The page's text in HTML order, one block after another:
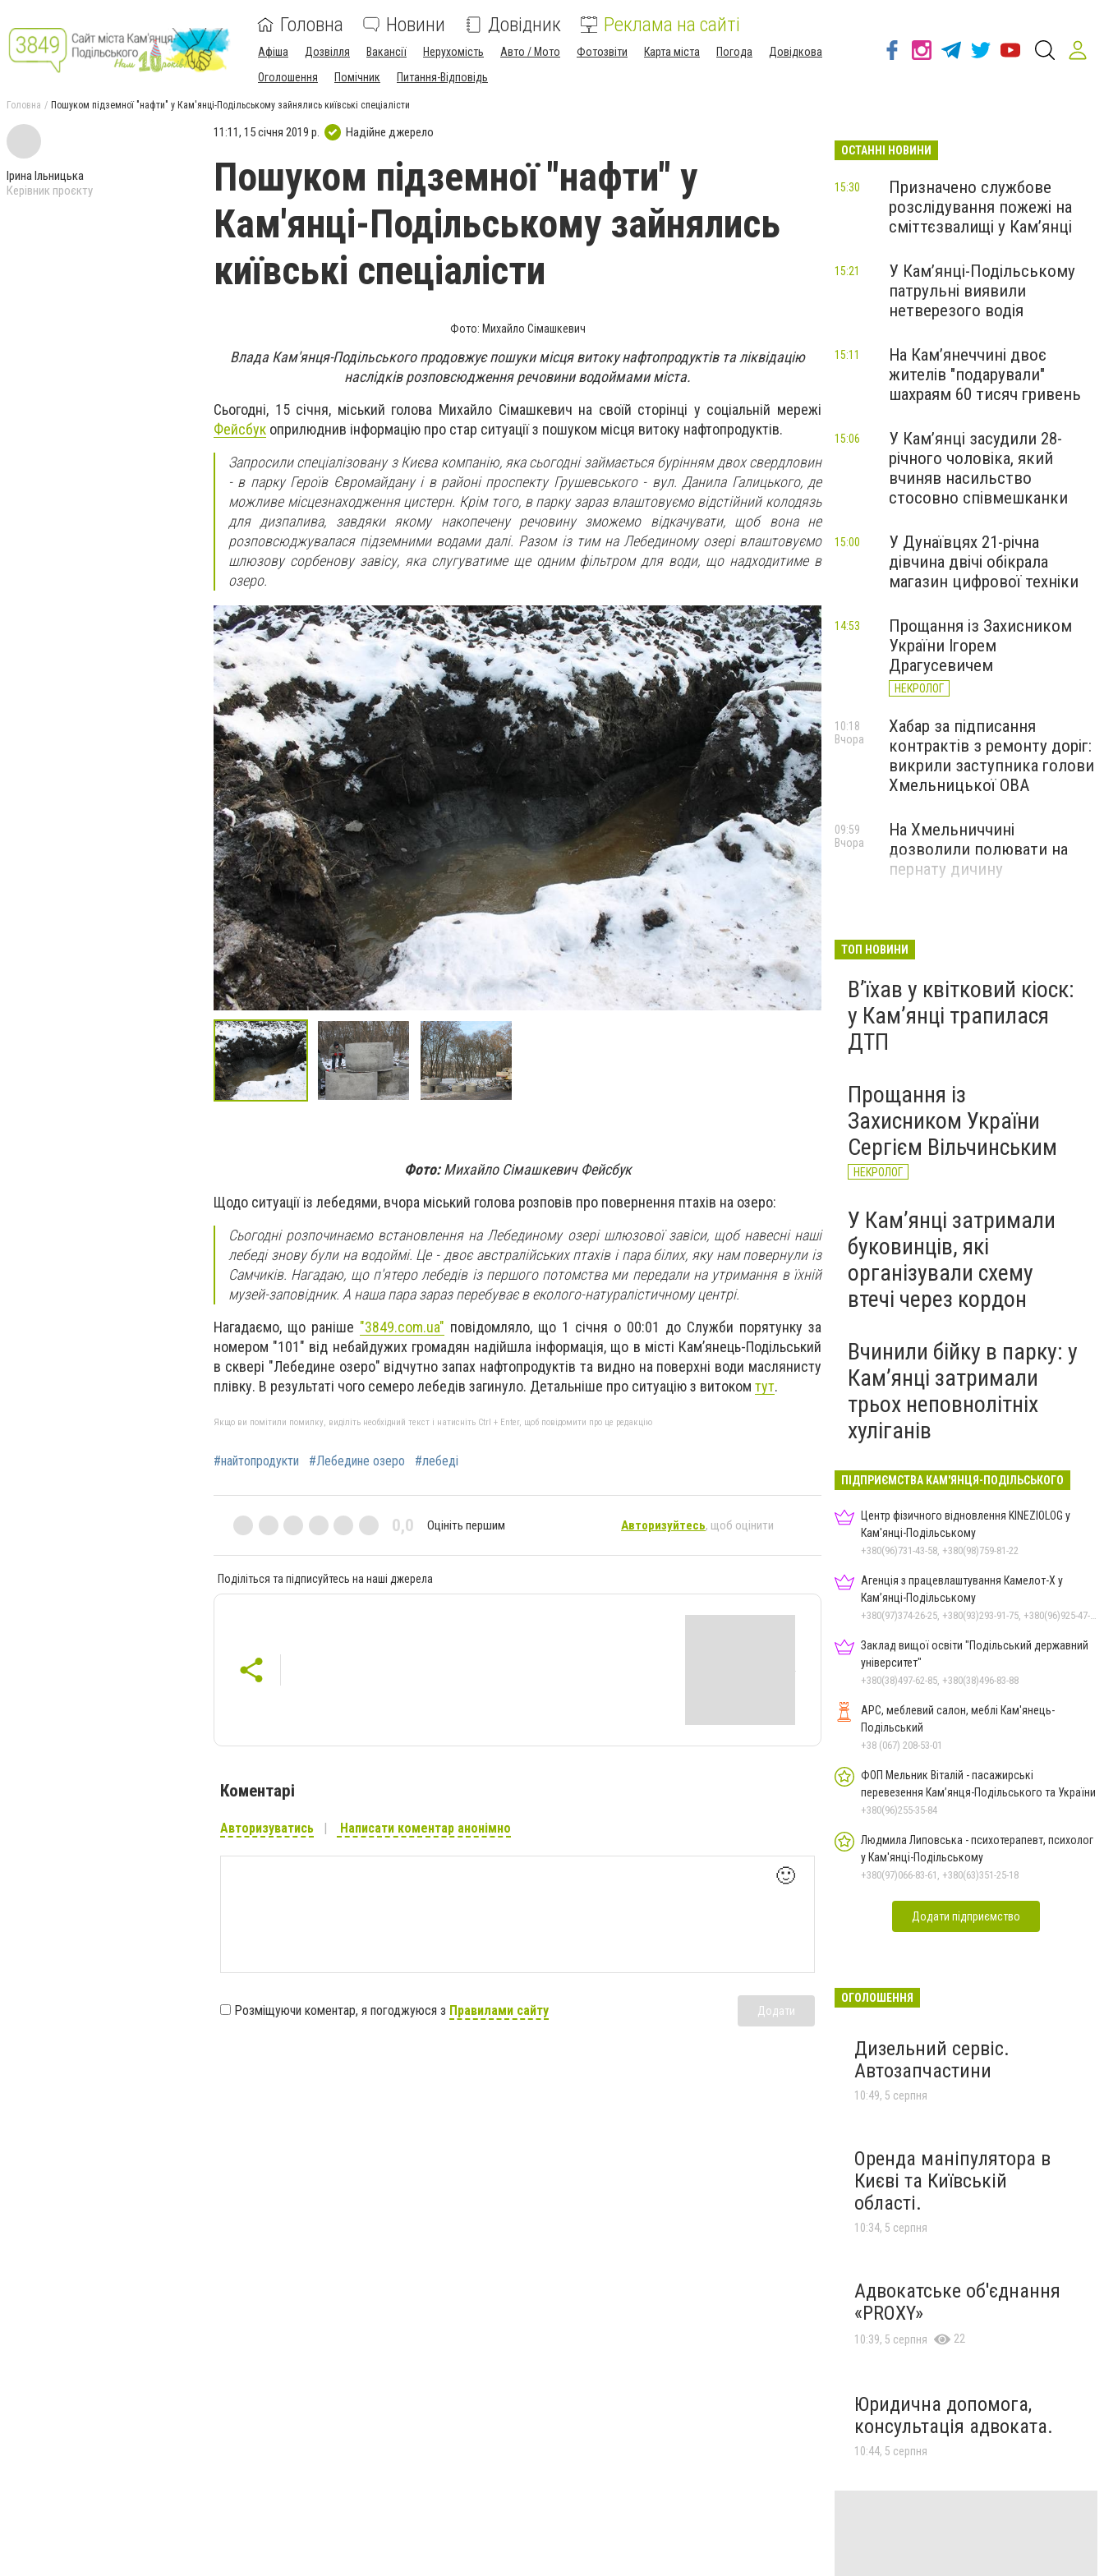
Головна Новини Довідник Реклама на сайті
Афіша Дозвілля Вакансії Нерухомість Авто / Мото Фотозвіти Карта міста Погода
Довідкова
Оголошення
Помічник Питання-Відповідь
Головна Пошуком підземної "нафти" у Кам'янці-Подільському зайнялись київські спеціалісти
Ірина Ільницька
Керівник проєкту
11:11, 15 січня 2019 р. Надійне джерело
Пошуком підземної "нафти" у
Кам'янці-Подільському зайнялись
київські спеціалісти
Фото: Михайло Сімашкевич
Влада Кам'янця-Подільського продовжує пошуки місця витоку нафтопродуктів та ліквідацію
наслідків розповсюдження речовини водоймами міста.
Сьогодні, 15 січня, міський голова Михайло Сімашкевич на своїй сторінці у соціальній мережі
Фейсбук оприлюднив інформацію про стар ситуації з пошуком місця витоку нафтопродуктів.
Запросили спеціалізовану з Києва компанію, яка сьогодні займається бурінням двох свердловин
- в парку Героїв Євромайдану і в районі проспекту Грушевського - вул. Данила Галицького, де
можливе місцезнаходження цистерн. Крім того, в парку зараз влаштовуємо відстійний колодязь
для дизпалива, завдяки якому накопечену речовину зможемо відкачувати, щоб вона не
розповсюджувалася підземними водами далі. Разом із тим на Лебединому озері влаштовуємо
шлюзову сорбенову завісу, яка слугуватиме ще одним фільтром для води, що надходитиме в
озеро.
Фото:Михайло Сімашкевич Фейсбук
Щодо ситуації із лебедями, вчора міський голова розповів про повернення птахів на озеро:
Сьогодні розпочинаємо встановлення на Лебединому озері шлюзової завіси, щоб навесні наші
лебеді знову були на водоймі. Це - двоє австралійських птахів і пара білих, яку нам повернули із
Самчиків. Нагадаю, що п'ятеро лебедів із першого потомства ми передали на утримання в їхній
музей-заповідник. А наша пара зараз перебуває в еколого-натуралістичному центрі.
Нагадаємо, що раніше "3849.com.ua" повідомляло, що 1 січня о 00:01 до Служби порятунку за
номером "101" від небайдужих громадян надійшла інформація, що в місті Кам’янець-Подільський
в сквері "Лебедине озеро" відчутно запах нафтопродуктів та видно на поверхні води маслянисту
плівку. В результаті чого семеро лебедів загинуло. Детальніше про ситуацію з витоком тут.
Якщо ви помітили помилку, виділіть необхідний текст і натисніть Ctrl + Enter, щоб повідомити про це редакцію
#найтопродукти #Лебедине озеро #лебеді
0,0 Оцініть першим Авторизуйтесь, щоб оцінити
Поділіться та підписуйтесь на наші джерела
Коментарі
Авторизуватись Написати коментар анонімно
🙂
Розміщуючи коментар, я погоджуюся з Правилами сайту Додати
ОСТАННІ НОВИНИ
Призначено службове
розслідування пожежі на
сміттєзвалищі у Кам’янці
15:30
У Кам’янці-Подільському
патрульні виявили
нетверезого водія
15:21
На Камʼянеччині двоє
жителів "подарували"
шахраям 60 тисяч гривень
15:11
У Камʼянці засудили 28-
річного чоловіка, який
вчиняв насильство
стосовно співмешканки
15:06
У Дунаївцях 21-річна
дівчина двічі обікрала
магазин цифрової техніки
15:00
Прощання із Захисником
України Ігорем
Драгусевичем
НЕКРОЛОГ
14:53
Хабар за підписання
контрактів з ремонту доріг:
викрили заступника голови
Хмельницької ОВА
10:18
Вчора
На Хмельниччині
дозволили полювати на
пернату дичину
09:59
Вчора
ТОП НОВИНИ
Вʼїхав у квітковий кіоск:
у Камʼянці трапилася
ДТП
Прощання із
Захисником України
Сергієм Вільчинським
НЕКРОЛОГ
У Кам’янці затримали
буковинців, які
організували схему
втечі через кордон
Вчинили бійку в парку: у
Кам’янці затримали
трьох неповнолітніх
хуліганів
ПІДПРИЄМСТВА КАМ'ЯНЦЯ-ПОДІЛЬСЬКОГО
Центр фізичного відновлення KINEZIOLOG у
Кам'янці-Подільському
+380(96)731-43-58, +380(98)759-81-22
Агенція з працевлаштування Камелот-Х у
Кам’янці-Подільському
+380(97)374-26-25, +380(93)293-91-75, +380(96)925-47-71, +380(73)327-54-83
Заклад вищої освіти "Подільський державний
університет"
+380(38)497-62-85, +380(38)496-83-88
АРС, меблевий салон, меблі Кам'янець-
Подільський
+38 (067) 208-53-01
ФОП Мельник Віталій - пасажирські
перевезення Кам’янця-Подільського та України
+380(96)255-35-84
Людмила Липовська - психотерапевт, психолог
у Кам'янці-Подільському
+380(97)066-83-61, +380(63)351-25-18
Додати підприємство
ОГОЛОШЕННЯ
Дизельний сервіс.
Автозапчастини
10:49, 5 серпня
Оренда маніпулятора в
Києві та Київській
області.
10:34, 5 серпня
Адвокатське об'єднання
«PROXY»
10:39, 5 серпня 22
Юридична допомога,
консультація адвоката.
10:44, 5 серпня